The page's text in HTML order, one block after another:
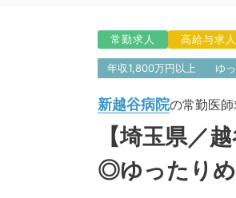
常勤求人 高給与求人
年収1,800万円以上 ゆ
新越谷病院の常勤医師
【埼玉県
◎ゆったりめ